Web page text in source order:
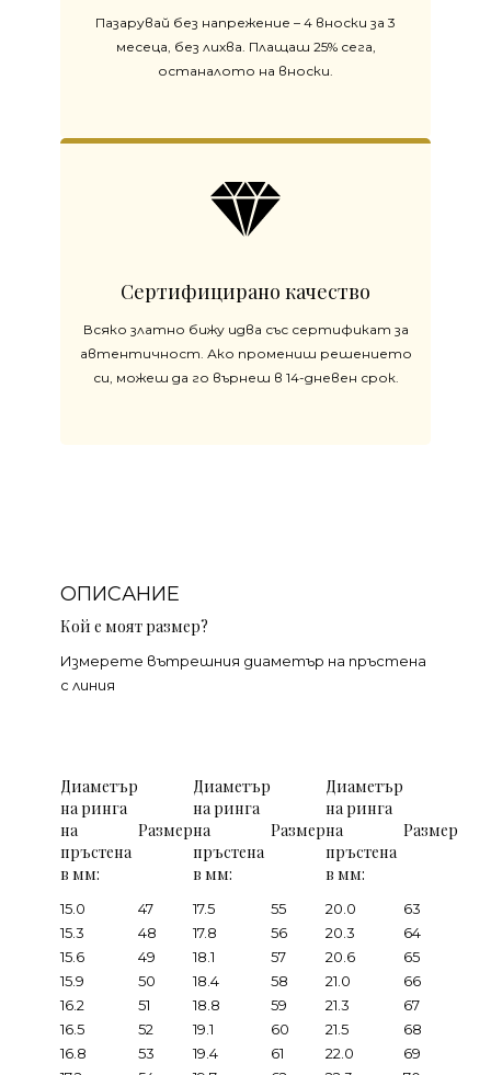
Пазарувай без напрежение – 4 вноски за 3
месеца, без лихва. Плащаш 25% сега,
останалото на вноски.
Сертифицирано качество
Всяко златно бижу идва със сертификат за
автентичност. Ако промениш решението
си, можеш да го върнеш в 14-дневен срок.
ОПИСАНИЕ
Кой е моят размер?
Измерете вътрешния диаметър на пръстена
с линия
Диаметър
на ринга
на
пръстена
в мм:
Размер
Диаметър
на ринга
на
пръстена
в мм:
Размер
Диаметър
на ринга
на
пръстена
в мм:
Размер
15.0 47 17.5 55 20.0
63
15.3
48 17.8 56 20.3
64
15.6
49 18.1 57 20.6
65
15.9
50 18.4 58 21.0
66
16.2
51 18.8 59 21.3
67
16.5
52 19.1 60 21.5
68
16.8
53 19.4 61 22.0
69